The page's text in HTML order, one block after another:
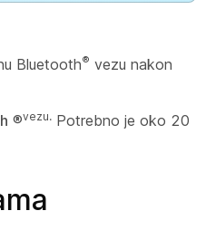
Bluetooth® vezu nakon
®vezu. Potrebno je oko 20